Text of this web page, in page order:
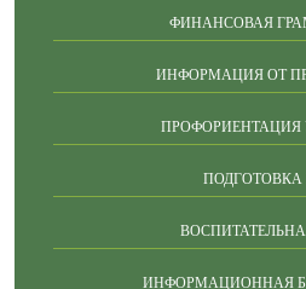
ФИНАНСОВАЯ
ИНФОРМАЦИЯ ОТ
ПОДГОТОВКА
ИНФОРМАЦИОННАЯ